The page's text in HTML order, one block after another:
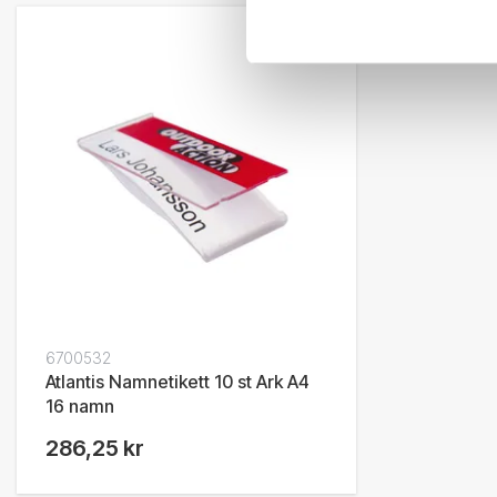
6700532
Atlantis Namnetikett 10 st Ark A4
16 namn
286,25 kr